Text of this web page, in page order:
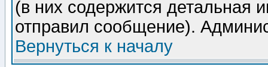
(в них содержится детальная
отправил сообщение).
Вернуться к началу